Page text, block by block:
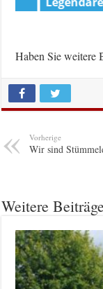
Haben Sie weitere
Vorherige
Wir sind
Weitere